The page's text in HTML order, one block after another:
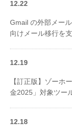
12.22
Gmail の外部メー
向けメール移行を
12.19
【訂正版】ゾーホ
金2025」対象ツー
12.18